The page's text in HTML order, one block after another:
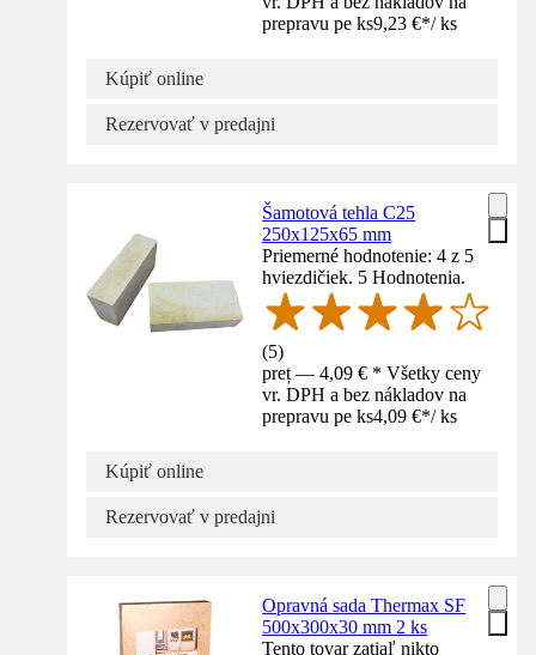
prepravu pe ks9,23 €*/ ks
Kúpiť online
Rezervovať v predajni
Šamotová tehla C25
250x125x65 mm
Priemerné hodnotenie: 4 z 5
hviezdičiek. 5 Hodnotenia.
(5)
preț — 4,09 € * Všetky ceny
vr. DPH a bez nákladov na
prepravu pe ks4,09 €*/ ks
Kúpiť online
Rezervovať v predajni
Opravná sada Thermax SF
500x300x30 mm 2 ks
Tento tovar zatiaľ nikto